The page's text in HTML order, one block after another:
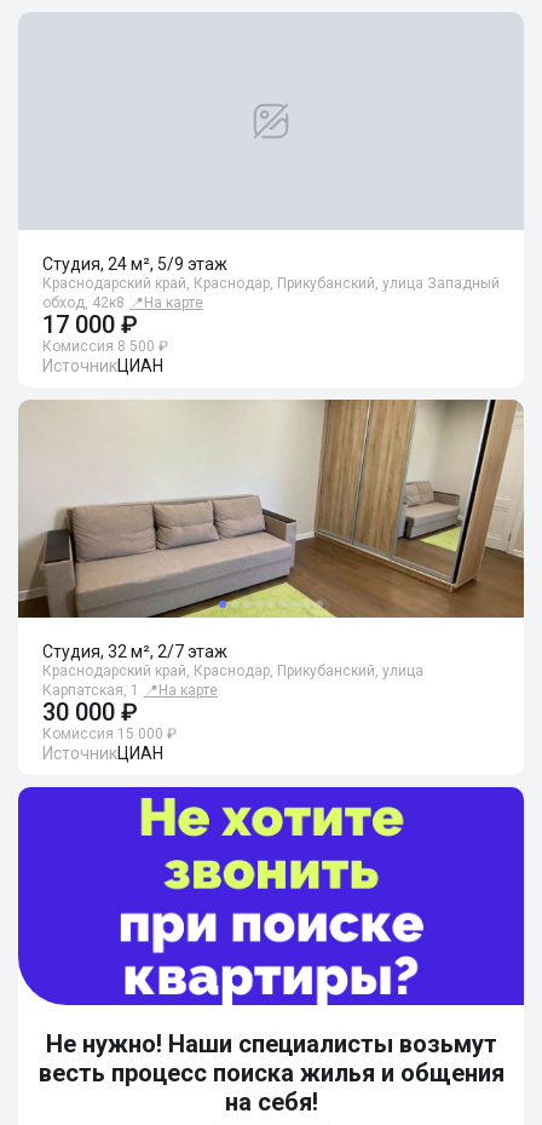
Студия, 24 м², 5/9 этаж
Краснодарский край, Краснодар, Прикубанский, улица Западный
обход, 42к8 📍 На карте
17 000 ₽
Комиссия 8 500 ₽
ИсточникЦИАН
Студия, 32 м², 2/7 этаж
Краснодарский край, Краснодар, Прикубанский, улица
Карпатская, 1
📍 На карте
30 000 ₽
Комиссия 15 000 ₽
ИсточникЦИАН
Не нужно! Наши специалисты возьмут
весть процесс поиска жилья и общения
на себя!